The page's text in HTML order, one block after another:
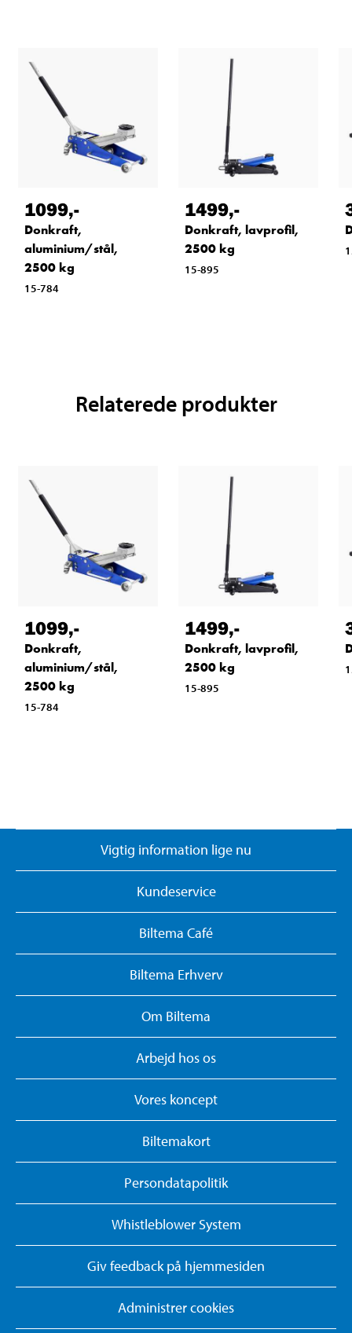
1099,-
Donkraft,
aluminium/stål,
2500 kg
15-784
1499,-
Donkraft, lavprofil,
2500 kg
15-895
Relaterede produkter
1099,-
Donkraft,
aluminium/stål,
2500 kg
15-784
1499,-
Donkraft, lavprofil,
2500 kg
15-895
Vigtig information lige nu
Kundeservice
Biltema Café
Biltema Erhverv
Om Biltema
Arbejd hos os
Vores koncept
Biltemakort
Persondatapolitik
Whistleblower System
Giv feedback på hjemmesiden
Administrer cookies